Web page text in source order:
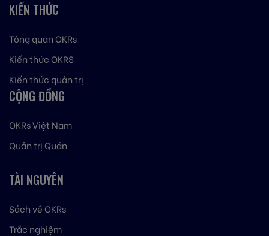
KIẾN THỨC
Tông quan OKRs
Kiến thức OKRS
Kiến thức quản trị
CỘNG ĐỒNG
OKRs Việt Nam
Quản trị Quán
TÀI NGUYÊN
Sách về OKRs
Trắc nghiệm